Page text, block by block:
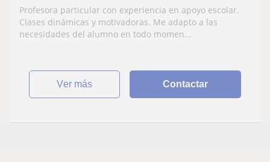
Profesora particular con experiencia en apoyo escolar.
Clases dinámicas y motivadoras. Me adapto a las
necesidades del alumno en todo momen...
ver más Contactar